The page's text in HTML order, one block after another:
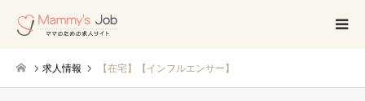
求人情報 【在宅】【インフルエンサー】